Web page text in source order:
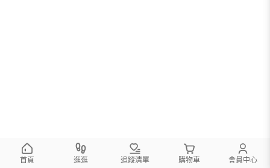
首頁 逛逛 追蹤清單 購物車 會員中心